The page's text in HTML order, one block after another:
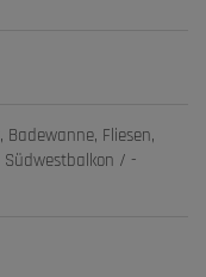
Badewanne Fliesen
Südwestbalkon / -